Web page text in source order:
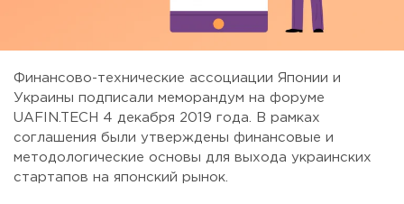
Финансово-технические ассоциации Японии и
Украины подписали меморандум на форуме
UAFIN.TECH 4 декабря 2019 года. В рамках
соглашения были утверждены финансовые и
методологические основы для выхода украинских
стартапов на японский рынок.